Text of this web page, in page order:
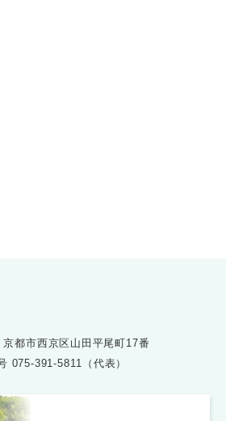
都市西京区山田平尾町17番
075-391-5811（代表）